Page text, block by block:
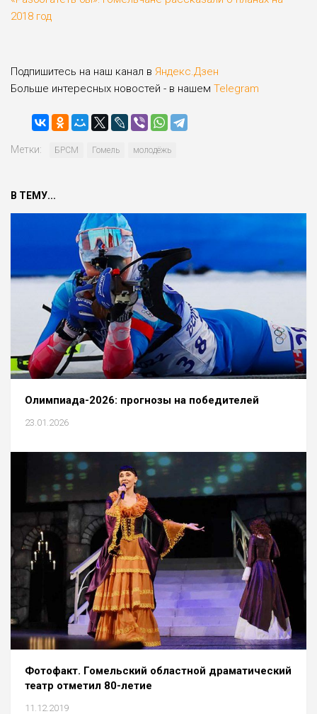
2018 год
Подпишитесь на наш канал в Яндекс.Дзен
Больше интересных новостей - в нашем Telegram
Метки: БРСМ Гомель молодёжь
В ТЕМУ...
Олимпиада-2026: прогнозы на победителей
23.01.2026
Фотофакт. Гомельский областной драматический
театр отметил 80-летие
11.12.2019